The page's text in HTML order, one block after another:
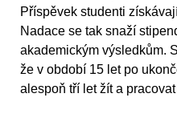
Příspěvek studenti
Nadace se tak snaží
akademickým výsledkům.
že v období 15 let po
alespoň tří let žít a